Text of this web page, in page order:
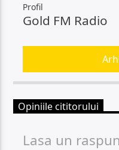
Profil
Gold FM Radio
Opiniile cititorului
Lasa un